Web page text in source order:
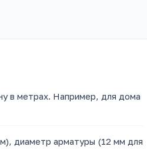
в метрах. Например, для дома
диаметр арматуры (12 мм для